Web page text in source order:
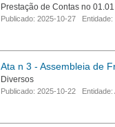
Prestação de Contas no
Publicado: 2025-10-27
Ata n 3 - Assembleia de
Diversos
Publicado: 2025-10-22 Entidade: